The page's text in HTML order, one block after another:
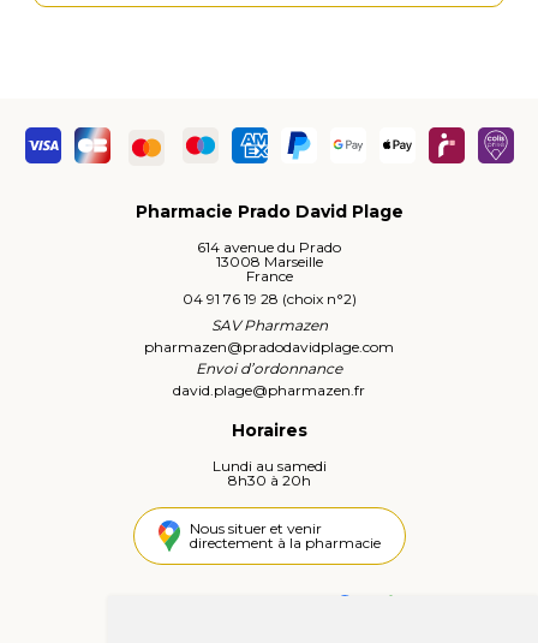
Pharmacie Prado David Plage
614 avenue du Prado
13008 Marseille
France
04 91 76 19 28 (choix n°2)
SAV Pharmazen
pharmazen@pradodavidplage.com
Envoi d’ordonnance
david.plage@pharmazen.fr
Horaires
Lundi au samedi
8h30 à 20h
Nous situer et venir
directement à la pharmacie